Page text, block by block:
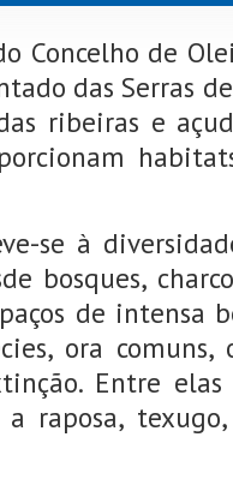
Concelho de
das Serras
ribeiras e
se à
bosques,
de intensa
ora
Entre
raposa,